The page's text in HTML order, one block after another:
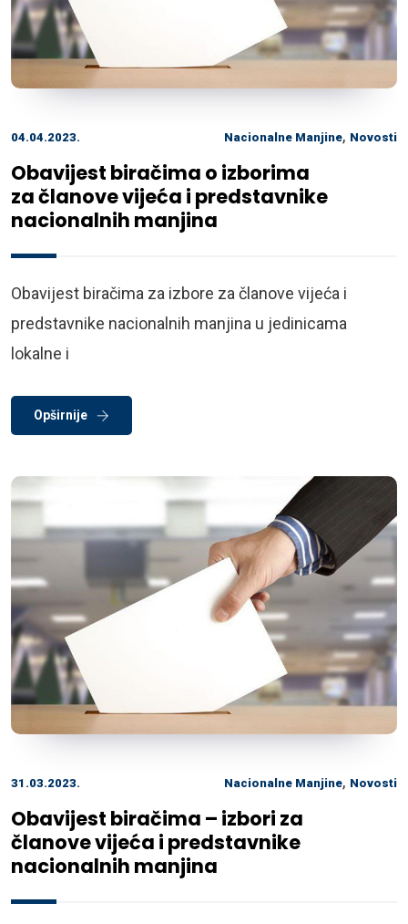
04.04.2023. Nacionalne Manjine, Novosti
Obavijest biračima o izborima
za članove vijeća i predstavnike
nacionalnih manjina
Obavijest biračima za izbore za članove vijeća i
predstavnike nacionalnih manjina u jedinicama
lokalne i
Opširnije
31.03.2023. Nacionalne Manjine, Novosti
Obavijest biračima – izbori za
članove vijeća i predstavnike
nacionalnih manjina